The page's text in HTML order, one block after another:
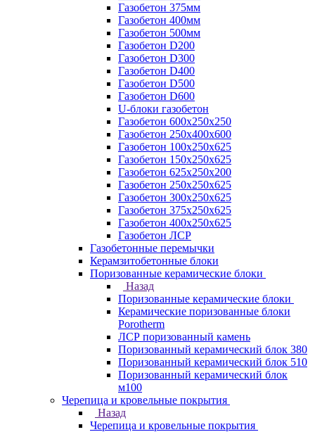
Газобетон 375мм
Газобетон 400мм
Газобетон 500мм
Газобетон D200
Газобетон D300
Газобетон D400
Газобетон D500
Газобетон D600
U-блоки газобетон
Газобетон 600x250x250
Газобетон 250x400x600
Газобетон 100х250х625
Газобетон 150х250х625
Газобетон 625х250х200
Газобетон 250х250х625
Газобетон 300х250х625
Газобетон 375х250х625
Газобетон 400х250х625
Газобетон ЛСР
Газобетонные перемычки
Керамзитобетонные блоки
Поризованные керамические блоки
Назад
Поризованные керамические блоки
Керамические поризованные блоки
Porotherm
ЛСР поризованный камень
Поризованный керамический блок 380
Поризованный керамический блок 510
Поризованный керамический блок
м100
Черепица и кровельные покрытия
Назад
Черепица и кровельные покрытия